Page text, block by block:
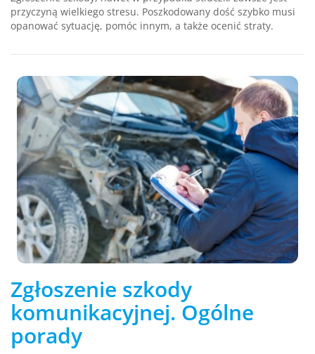
przyczyną wielkiego stresu. Poszkodowany dość szybko musi
opanować sytuację, pomóc innym, a także ocenić straty.
Zgłoszenie szkody
komunikacyjnej. Ogólne
porady